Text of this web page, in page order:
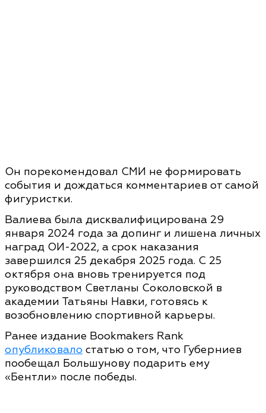
Он порекомендовал СМИ не формировать
события и дождаться комментариев от самой
фигуристки.
Валиева была дисквалифицирована 29
января 2024 года за допинг и лишена личных
наград ОИ-2022, а срок наказания
завершился 25 декабря 2025 года. С 25
октября она вновь тренируется под
руководством Светланы Соколовской в
академии Татьяны Навки, готовясь к
возобновлению спортивной карьеры.
Ранее издание Bookmakers Rank
опубликовало статью о том, что Губерниев
пообещал Большунову подарить ему
«Бентли» после победы.